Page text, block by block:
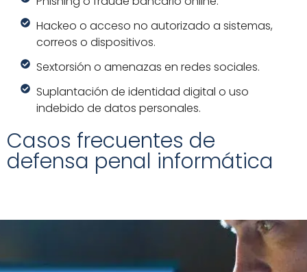
Casos frecuentes de
defensa penal informática
Hackeo o acceso no autorizado a sistemas,
correos o dispositivos.
Sextorsión o amenazas en redes sociales.
Suplantación de identidad digital o uso
indebido de datos personales.